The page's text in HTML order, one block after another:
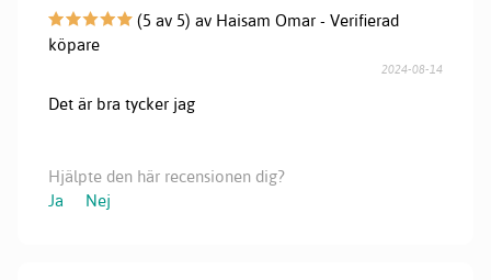
(5 av 5) av Haisam Omar - Verifierad
köpare
2024-08-14
Det är bra tycker jag
Hjälpte den här recensionen dig?
Ja
Nej